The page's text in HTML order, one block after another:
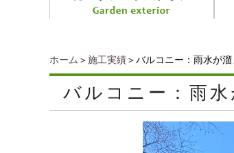
ホーム ＞施工実績＞バルコニー：雨水が
バルコニー：雨